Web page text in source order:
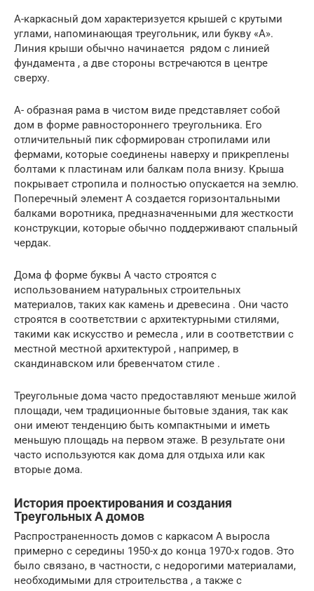
A-каркасный дом характеризуется крышей с крутыми
углами, напоминающая треугольник, или букву «А».
Линия крыши обычно начинается рядом с линией
фундамента , а две стороны встречаются в центре
сверху.
А- образная рама в чистом виде представляет собой
дом в форме равностороннего треугольника. Его
отличительный пик сформирован стропилами или
фермами, которые соединены наверху и прикреплены
болтами к пластинам или балкам пола внизу. Крыша
покрывает стропила и полностью опускается на землю.
Поперечный элемент А создается горизонтальными
балками воротника, предназначенными для жесткости
конструкции, которые обычно поддерживают спальный
чердак.
Дома ф форме буквы А часто строятся с
использованием натуральных строительных
материалов, таких как камень и древесина . Они часто
строятся в соответствии с архитектурными стилями,
такими как искусство и ремесла , или в соответствии с
местной местной архитектурой , например, в
скандинавском или бревенчатом стиле .
Треугольные дома часто предоставляют меньше жилой
площади, чем традиционные бытовые здания, так как
они имеют тенденцию быть компактными и иметь
меньшую площадь на первом этаже. В результате они
часто используются как дома для отдыха или как
вторые дома.
История проектирования и создания
Треугольных А домов
Распространенность домов с каркасом А выросла
примерно с середины 1950-х до конца 1970-х годов. Это
было связано, в частности, с недорогими материалами,
необходимыми для строительства , а также с